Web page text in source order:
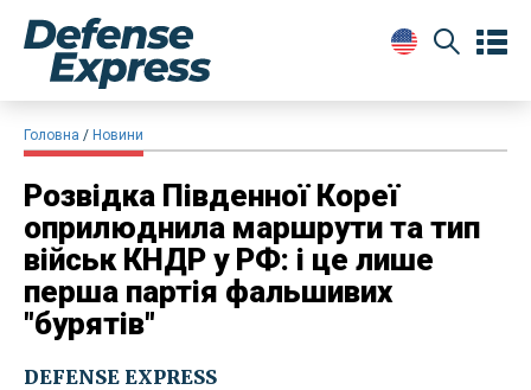
Головна Новини
Розвідка Південної Кореї
оприлюднила маршрути та тип
військ КНДР у РФ: і це лише
перша партія фальшивих
"бурятів"
DEFENSE EXPRESS